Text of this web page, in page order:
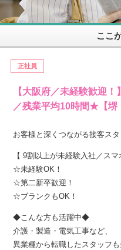
ここ
正社員
【大阪府／未経験歓迎
／残業平均10時間★【堺
お客様と深くつながる接客ス
【 9割以上が未経験入社／スマ
☆未経験OK！
☆第二新卒歓迎！
☆ブランクもOK！
◆こんな方も活躍中◆
介護・製造・電気工事など、
異業種から転職したスタッフも